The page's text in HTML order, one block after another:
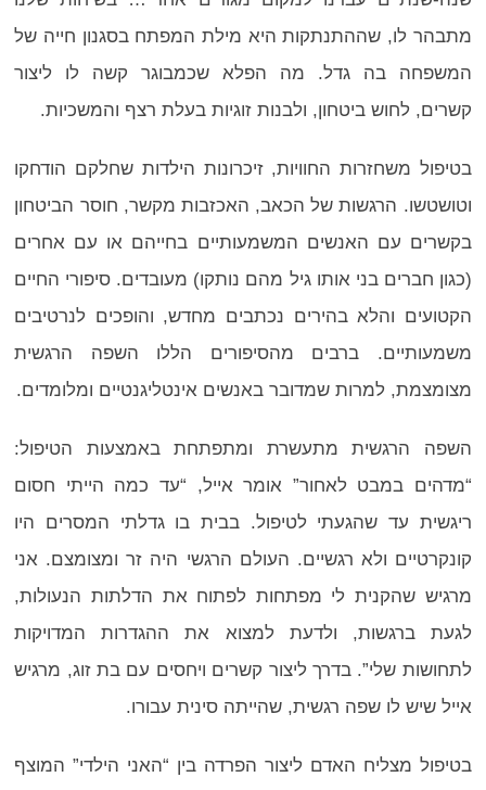
מתבהר לו, שההתנתקות היא מילת המפתח בסגנון חייה של
המשפחה בה גדל. מה הפלא שכמבוגר קשה לו ליצור
קשרים, לחוש ביטחון, ולבנות זוגיות בעלת רצף והמשכיות.
בטיפול משחזרות החוויות, זיכרונות הילדות שחלקם הודחקו
וטושטשו. הרגשות של הכאב, האכזבות מקשר, חוסר הביטחון
בקשרים עם האנשים המשמעותיים בחייהם או עם אחרים
(כגון חברים בני אותו גיל מהם נותקו) מעובדים. סיפורי החיים
הקטועים והלא בהירים נכתבים מחדש, והופכים לנרטיבים
משמעותיים. ברבים מהסיפורים הללו השפה הרגשית
מצומצמת, למרות שמדובר באנשים אינטליגנטיים ומלומדים.
השפה הרגשית מתעשרת ומתפתחת באמצעות הטיפול:
“מדהים במבט לאחור” אומר אייל, “עד כמה הייתי חסום
ריגשית עד שהגעתי לטיפול. בבית בו גדלתי המסרים היו
קונקרטיים ולא רגשיים. העולם הרגשי היה זר ומצומצם. אני
מרגיש שהקנית לי מפתחות לפתוח את הדלתות הנעולות,
לגעת ברגשות, ולדעת למצוא את ההגדרות המדויקות
לתחושות שלי”. בדרך ליצור קשרים ויחסים עם בת זוג, מרגיש
אייל שיש לו שפה רגשית, שהייתה סינית עבורו.
בטיפול מצליח האדם ליצור הפרדה בין “האני הילדי” המוצף